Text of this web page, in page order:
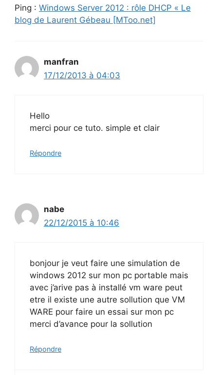
Ping : Windows Server 2012 : rôle DHCP « Le
blog de Laurent Gébeau [MToo.net]
manfran
17/12/2013 à 04:03
Hello
merci pour ce tuto. simple et clair
Répondre
nabe
22/12/2015 à 10:46
bonjour je veut faire une simulation de
windows 2012 sur mon pc portable mais
avec j’arive pas à installé vm ware peut
etre il existe une autre sollution que VM
WARE pour faire un essai sur mon pc
merci d’avance pour la sollution
Répondre